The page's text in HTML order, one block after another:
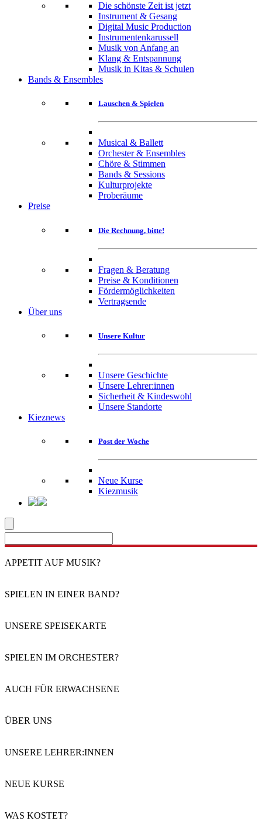
Die schönste Zeit ist jetzt
Instrument & Gesang
Digital Music Production
Instrumentenkarussell
Musik von Anfang an
Klang & Entspannung
Musik in Kitas & Schulen
Bands & Ensembles
Lauschen & Spielen
Musical & Ballett
Orchester & Ensembles
Chöre & Stimmen
Bands & Sessions
Kulturprojekte
Proberäume
Preise
Die Rechnung, bitte!
Fragen & Beratung
Preise & Konditionen
Fördermöglichkeiten
Vertragsende
Über uns
Unsere Kultur
Unsere Geschichte
Unsere Lehrer:innen
Sicherheit & Kindeswohl
Unsere Standorte
Kieznews
Post der Woche
Neue Kurse
Kiezmusik
APPETIT AUF MUSIK?
SPIELEN IN EINER BAND?
UNSERE SPEISEKARTE
SPIELEN IM ORCHESTER?
AUCH FÜR ERWACHSENE
ÜBER UNS
UNSERE LEHRER:INNEN
NEUE KURSE
WAS KOSTET?